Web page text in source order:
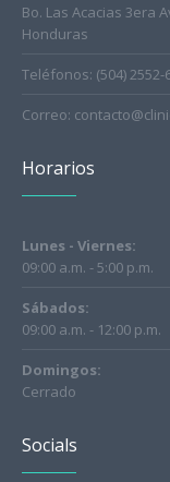
Bo. Las Acacias 3era
Honduras
Teléfonos: (504) 2552-
Correo:
Horarios
Lunes - Viernes:
09:00 a.m. - 5:00 p.m.
Sábados:
09:00 a.m. - 12:00 p.m.
Domingos:
Cerrado
Socials